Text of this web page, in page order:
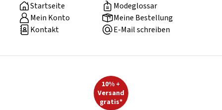
Startseite
Modeglossar
Mein Konto
Meine Bestellung
Kontakt
E-Mail schreiben
10% +
Versand
gratis*